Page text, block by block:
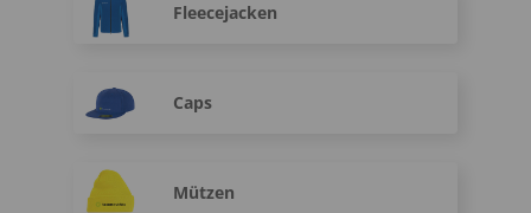
Fleecejacken
Caps
Mützen